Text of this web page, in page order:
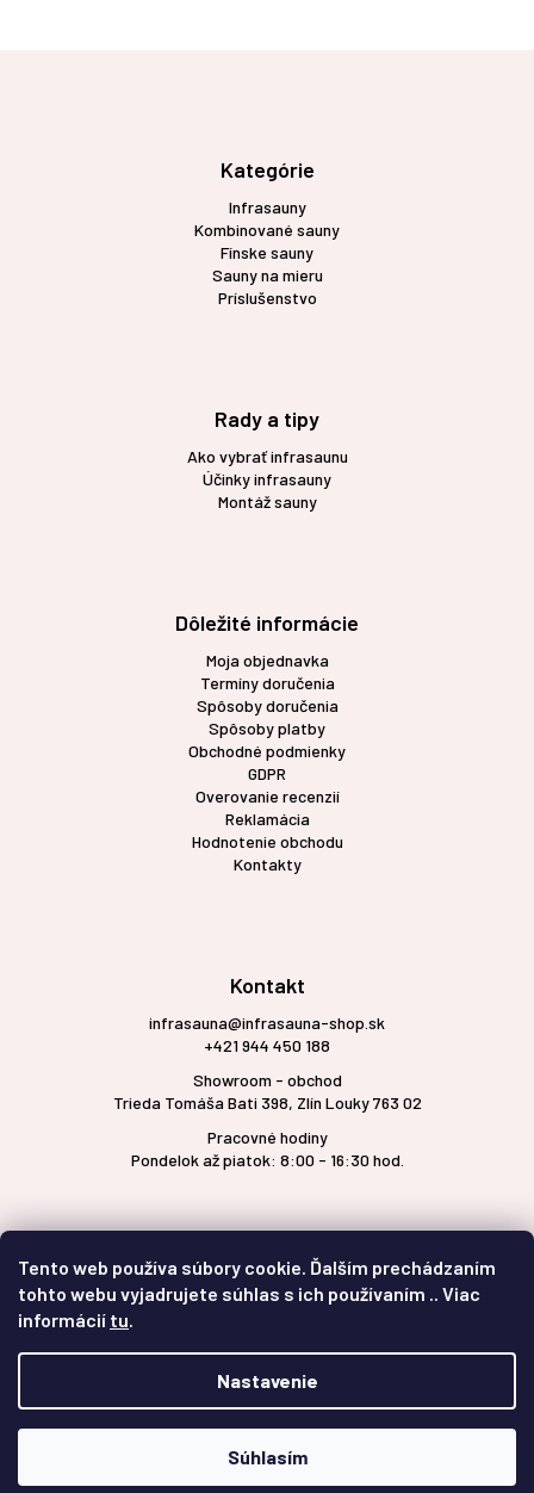
Tento web používa súbory cookie. Ďalším prechádzaním
tohto webu vyjadrujete súhlas s ich používaním .. Viac
informácií tu.
Nastavenie
Súhlasím
Kategórie
Infrasauny
Kombinované sauny
Fínske sauny
Sauny na mieru
Príslušenstvo
Rady a tipy
Ako vybrať infrasaunu
Účinky infrasauny
Montáž sauny
Dôležité informácie
Moja objednavka
Termíny doručenia
Spôsoby doručenia
Spôsoby platby
Obchodné podmienky
GDPR
Overovanie recenzií
Reklamácia
Hodnotenie obchodu
Kontakty
Kontakt
infrasauna@infrasauna-shop.sk
+421 944 450 188
Showroom - obchod
Trieda Tomáša Bati 398, Zlín Louky 763 02
Pracovné hodiny
Pondelok až piatok: 8:00 - 16:30 hod.
Vytvoril Shoptet
Copyright 2026infrasauna-shop.sk. Všetky práva vyhradené.